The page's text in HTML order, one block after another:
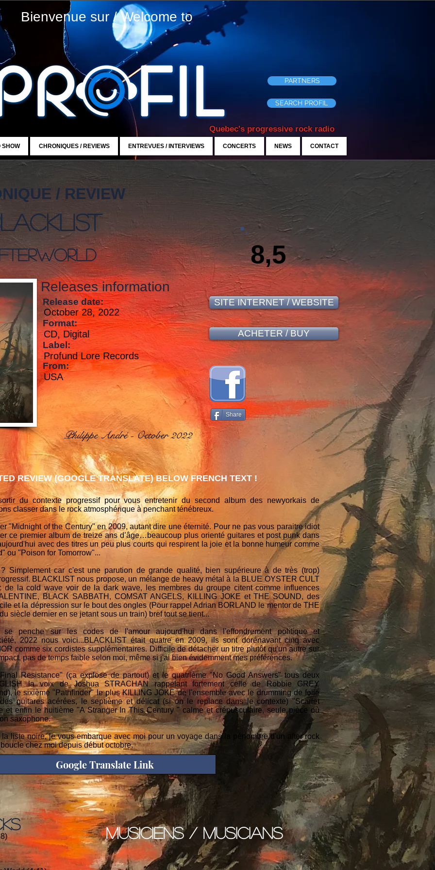
Bienvenue sur / Welcome to
Quebec's progressive rock radio
SEARCH PROFIL
PARTNERS
SHOW CHRONIQUES / REVIEWS ENTREVUES / INTERVIEWS CONCERTS NEWS CONTACT
/ REVIEW
Releases information
Release date:
October 28, 2022
Format:
CD, Digital
Label:
From:
Profund Lore Records
USA
Philippe André - October 2022
8,5
SITE INTERNET / WEBSITE
ACHETER / BUY
Share
REVIEW (GOOGLE TRANSLATE) BELOW FRENCH TEXT !
du contexte progressif pour vous entretenir du second album des newyorkais de
classer dans le rock atmosphérique à penchant ténébreux.
"Midnight of the Century" en 2009, autant dire une éternité. Pour ne pas vous paraitre idiot
ce premier album de treize ans d’âge…beaucoup plus orienté guitares et post punk dans
avec des titres un peu plus courts qui respirent la joie et la bonne humeur comme
ou "Poison for Tomorrow"...
Simplement car c'est une parution de grande qualité, bien supérieure à de très (trop)
BLACKLIST nous propose, un mélange de heavy métal à la BLUE OYSTER CULT
de la cold wave voir de la dark wave, les membres du groupe citent comme influences
BLACK SABBATH, COMSAT ANGELS, KILLING JOKE et THE SOUND, des
et la dépression sur le bout des ongles (Pour rappel Adrian BORLAND le mentor de THE
siècle dernier en se jetant sous un train) bref tout se tient...
penche sur les codes de l'amour aujourd'hui dans l'effondrement politique et
2022 nous voici...BLACKLIST était quatre en 2009, ils sont dorénavant cinq avec
comme six cordistes supplémentaires. Difficile de détacher un titre plutôt qu'un autre sur
pas de temps faible selon moi, même si j'ai bien évidemment mes préférences.
Resistance" (ça explose de partout) et le quatrième "No Good Answers" tous deux
la voix de Joshua STRACHAN rappelant fortement celle de Robbie GREY
le sixième "Pathfinder" le plus KILLING JOKE de l'ensemble avec le drumming de folie
guitares acérées, le septième et délicat (si on le replace dans le contexte) "Scarlet
et enfin le huitième "A Stranger In This Century " calme et crépusculaire, seule pièce où
saxophone.
liste noire, je vous embarque avec moi pour un voyage dans la pénombre d'un after rock
chez moi depuis début octobre.
Google Translate Link
musiciens / musicians